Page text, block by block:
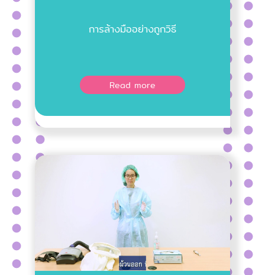
การล้างมืออย่างถูกวิธี
Read more